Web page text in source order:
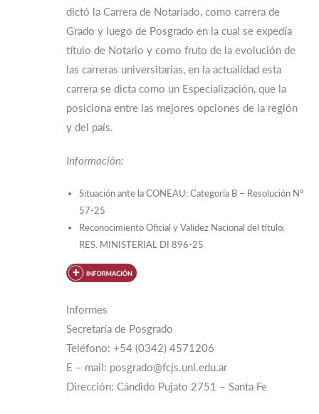
dictó la Carrera de Notariado, como carrera de
Grado y luego de Posgrado en la cual se expedía
título de Notario y como fruto de la evolución de
las carreras universitarias, en la actualidad esta
carrera se dicta como un Especialización, que la
posiciona entre las mejores opciones de la región
y del país.
Información:
Situación ante la CONEAU: Categoría B – Resolución Nº
57-25
Reconocimiento Oficial y Validez Nacional del título:
RES. MINISTERIAL DI 896-25
Informes
Secretaría de Posgrado
Teléfono: +54 (0342) 4571206
E – mail: posgrado@fcjs.unl.edu.ar
Dirección: Cándido Pujato 2751 – Santa Fe